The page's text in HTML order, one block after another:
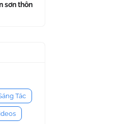
sơn thôn
Tác